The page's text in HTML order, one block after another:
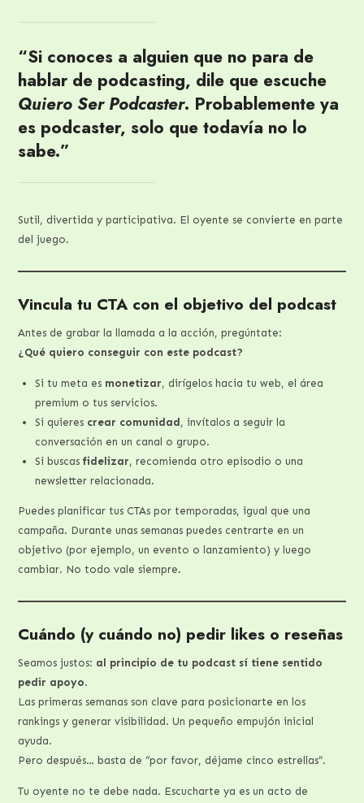
“Si conoces a alguien que no para de
hablar de podcasting, dile que escuche
Quiero Ser Podcaster. Probablemente ya
es podcaster, solo que todavía no lo
sabe.”
Sutil, divertida y participativa. El oyente se convierte en parte
del juego.
Vincula tu CTA con el objetivo del podcast
Antes de grabar la llamada a la acción, pregúntate:
¿Qué quiero conseguir con este podcast?
Si tu meta es monetizar, dirígelos hacia tu web, el área
premium o tus servicios.
Si quieres crear comunidad , invítalos a seguir la
conversación en un canal o grupo.
Si buscasfidelizar, recomienda otro episodio o una
newsletter relacionada.
Puedes planificar tus CTAs por temporadas, igual que una
campaña. Durante unas semanas puedes centrarte en un
objetivo (por ejemplo, un evento o lanzamiento) y luego
cambiar. No todo vale siempre.
Cuándo (y cuándo no) pedir likes o reseñas
Seamos justos: al principio de tu podcast sí tiene sentido
pedir apoyo.
Las primeras semanas son clave para posicionarte en los
rankings y generar visibilidad. Un pequeño empujón inicial
ayuda.
Pero después… basta de “por favor, déjame cinco estrellas”.
Tu oyente no te debe nada. Escucharte ya es un acto de